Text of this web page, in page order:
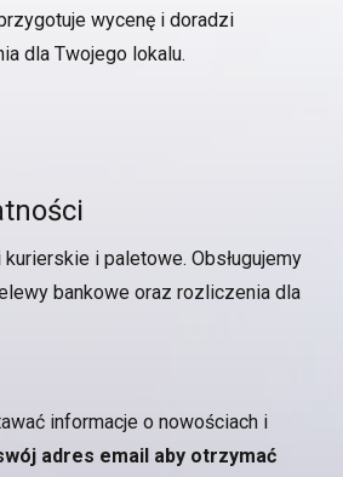
wycenę i doradzi
dla Twojego lokalu.
i paletowe. Obsługujemy
bankowe oraz rozliczenia dla
informacje o nowościach i
adres email aby otrzymać